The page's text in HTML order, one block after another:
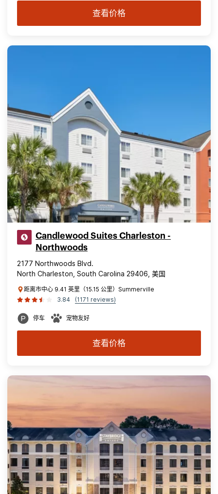
查看价格
Candlewood Suites Charleston -
Northwoods
2177 Northwoods Blvd.
North Charleston, South Carolina 29406, 美国
距离市中心 9.41 英里（15.15 公里）Summerville
3.84
(1171 reviews)
停车 宠物友好
查看价格